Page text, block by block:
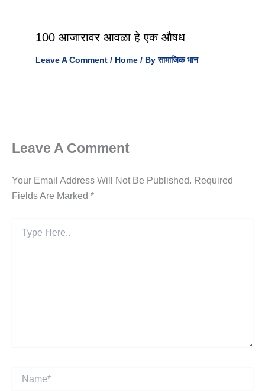
100 आजारावर आवळा हे एक औषध
Leave A Comment / Home / Byसामाजिक भान
Leave A Comment
Your Email Address Will Not Be Published. Required
Fields Are Marked *
Here..
Name*